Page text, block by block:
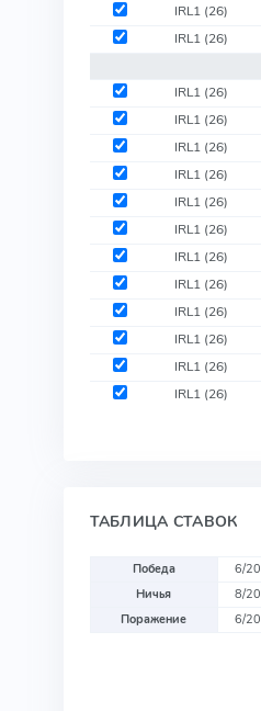
IRL1 (26)
IRL1 (26)
IRL1 (26)
IRL1 (26)
IRL1 (26)
IRL1 (26)
IRL1 (26)
IRL1 (26)
IRL1 (26)
IRL1 (26)
IRL1 (26)
IRL1 (26)
IRL1 (26)
IRL1 (26)
ТАБЛИЦА СТАВОК
Победа
6/20
Ничья
8/20
Поражение
6/20